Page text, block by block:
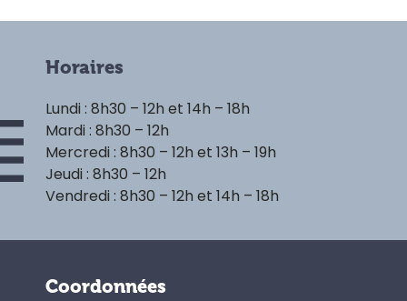
Horaires
Lundi : 8h30 – 12h et 14h – 18h
Mardi : 8h30 – 12h
Mercredi : 8h30 – 12h et 13h – 19h
Jeudi : 8h30 – 12h
Vendredi : 8h30 – 12h et 14h – 18h
Coordonnées